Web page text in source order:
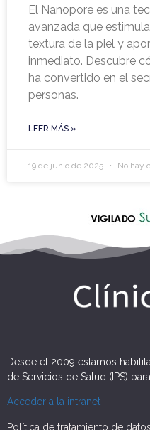
El Nanopore es una
avanzada que
textura de la piel y
inmediato. Descubre
ha convertido en el
personas.
LEER MÁS »
19 de junio de 2025 No hay
Desde el 2009 estamos
de Servicios de Salud (IPS)
Acceder a la intranet
Política de tratamiento de